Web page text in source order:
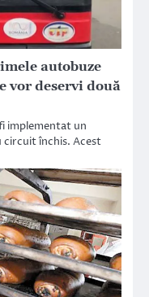
autobuze
vor deservi două
implementat un
circuit închis. Acest